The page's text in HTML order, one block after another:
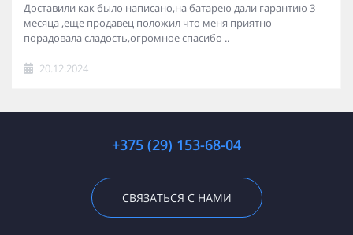
Доставили как было написано,на батарею дали гарантию 3
месяца ,еще продавец положил что меня приятно
порадовала сладость,огромное спасибо ..
20.12.2024
+375 (29) 153-68-04
СВЯЗАТЬСЯ С НАМИ